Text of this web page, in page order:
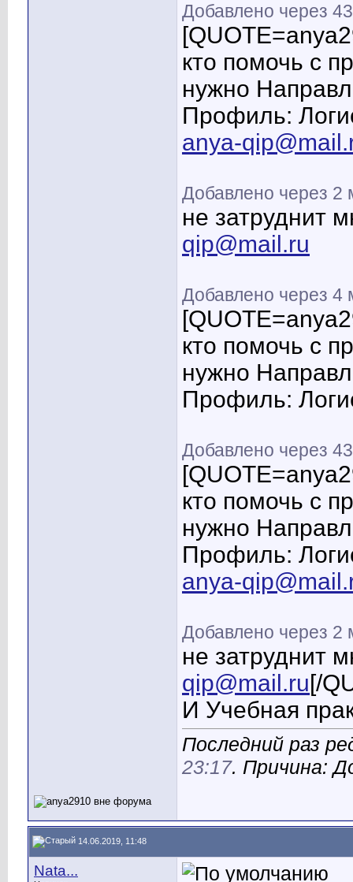
Добавлено через
кто помочь с
нужно
Профиль:
anya-
Добавлено через 2
не затруднит
qip@mail.ru
Добавлено через 4
кто помочь с
нужно
Профиль:
Добавлено через
кто помочь с
нужно
Профиль:
anya-
Добавлено через 2
не затруднит
qip@mail.ru[/
И Учебная
Последний раз
23:17. Причина:
14.06.2019, 11:48
Nata...